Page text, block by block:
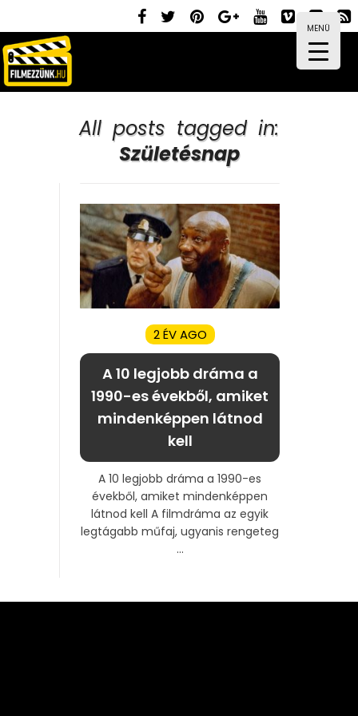
MENÜ
All posts tagged in:
Születésnap
2 ÉV AGO
A 10 legjobb dráma a
1990-es évekből, amiket
mindenképpen látnod
kell
A 10 legjobb dráma a 1990-es
évekből, amiket mindenképpen
látnod kell A filmdráma az egyik
legtágabb műfaj, ugyanis rengeteg
...